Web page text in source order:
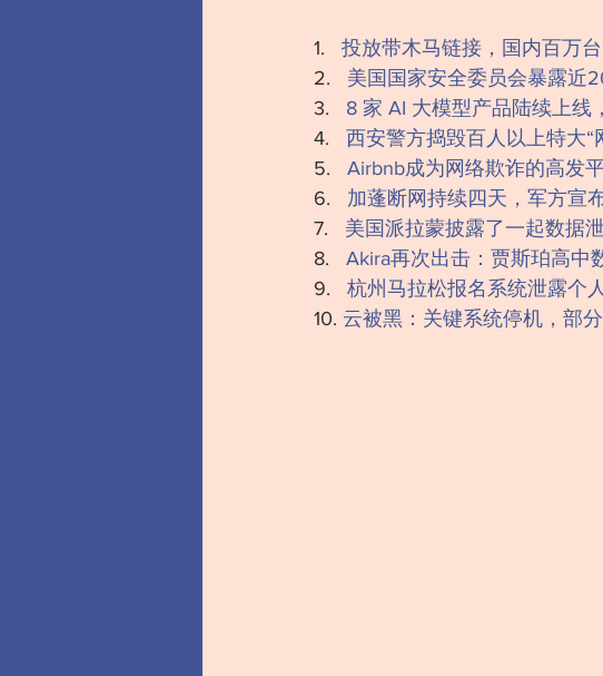
1. 投放带木马链接，国内百万
‍‍‍2. 美国国家安全委员会暴露近
‍‍‍‍3.   ‍ 8 家 AI 大模型产品陆续上线
4.   ‍ 西安警方捣毁百人以上特大“
‍‍‍‍5. Airbnb成为网络欺诈的高发
‍‍‍‍‍‍‍‍6. 加蓬断网持续四天，军方宣
7. 美国派拉蒙披露了一起数据
‍‍‍‍‍‍‍‍‍‍‍‍‍‍‍‍‍‍‍‍8. Akira再次出击：贾斯珀高中
‍‍‍9.   ‍‍ 杭州马拉松报名系统泄露个
‍10. 云被黑：关键系统停机，部